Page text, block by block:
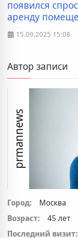
появился
аренду
15.09.2025 15:08
Автор записи
prmannews
Город:
Москва
Возраст:
45 лет
Последний визит: